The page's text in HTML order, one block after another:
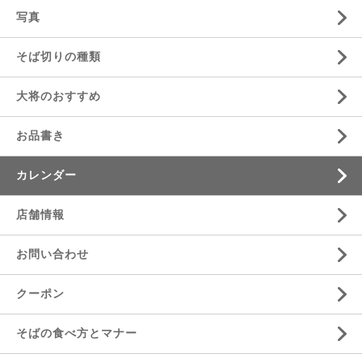
写真
そば切りの種類
大将のおすすめ
お品書き
カレンダー
店舗情報
お問い合わせ
クーポン
そばの食べ方とマナー